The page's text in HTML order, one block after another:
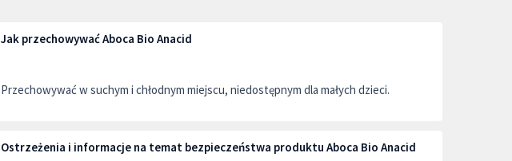
Jak przechowywać Aboca Bio Anacid
Przechowywać w suchym i chłodnym miejscu, niedostępnym dla małych dzieci.
Ostrzeżenia i informacje na temat bezpieczeństwa produktu Aboca Bio Anacid